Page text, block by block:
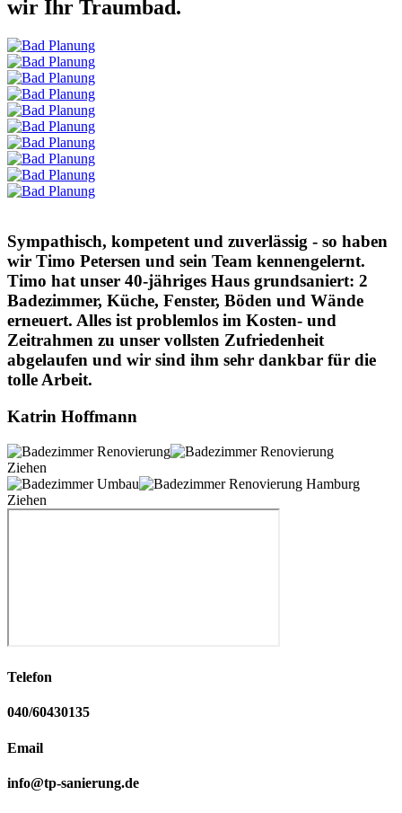
wir Ihr Traumbad.
Sympathisch, kompetent und zuverlässig - so haben
wir Timo Petersen und sein Team kennengelernt.
Timo hat unser 40-jähriges Haus grundsaniert: 2
Badezimmer, Küche, Fenster, Böden und Wände
erneuert. Alles ist problemlos im Kosten- und
Zeitrahmen zu unser vollsten Zufriedenheit
abgelaufen und wir sind ihm sehr dankbar für die
tolle Arbeit.
Katrin Hoffmann
Ziehen
Ziehen
Telefon
040/60430135
Email
info@tp-sanierung.de